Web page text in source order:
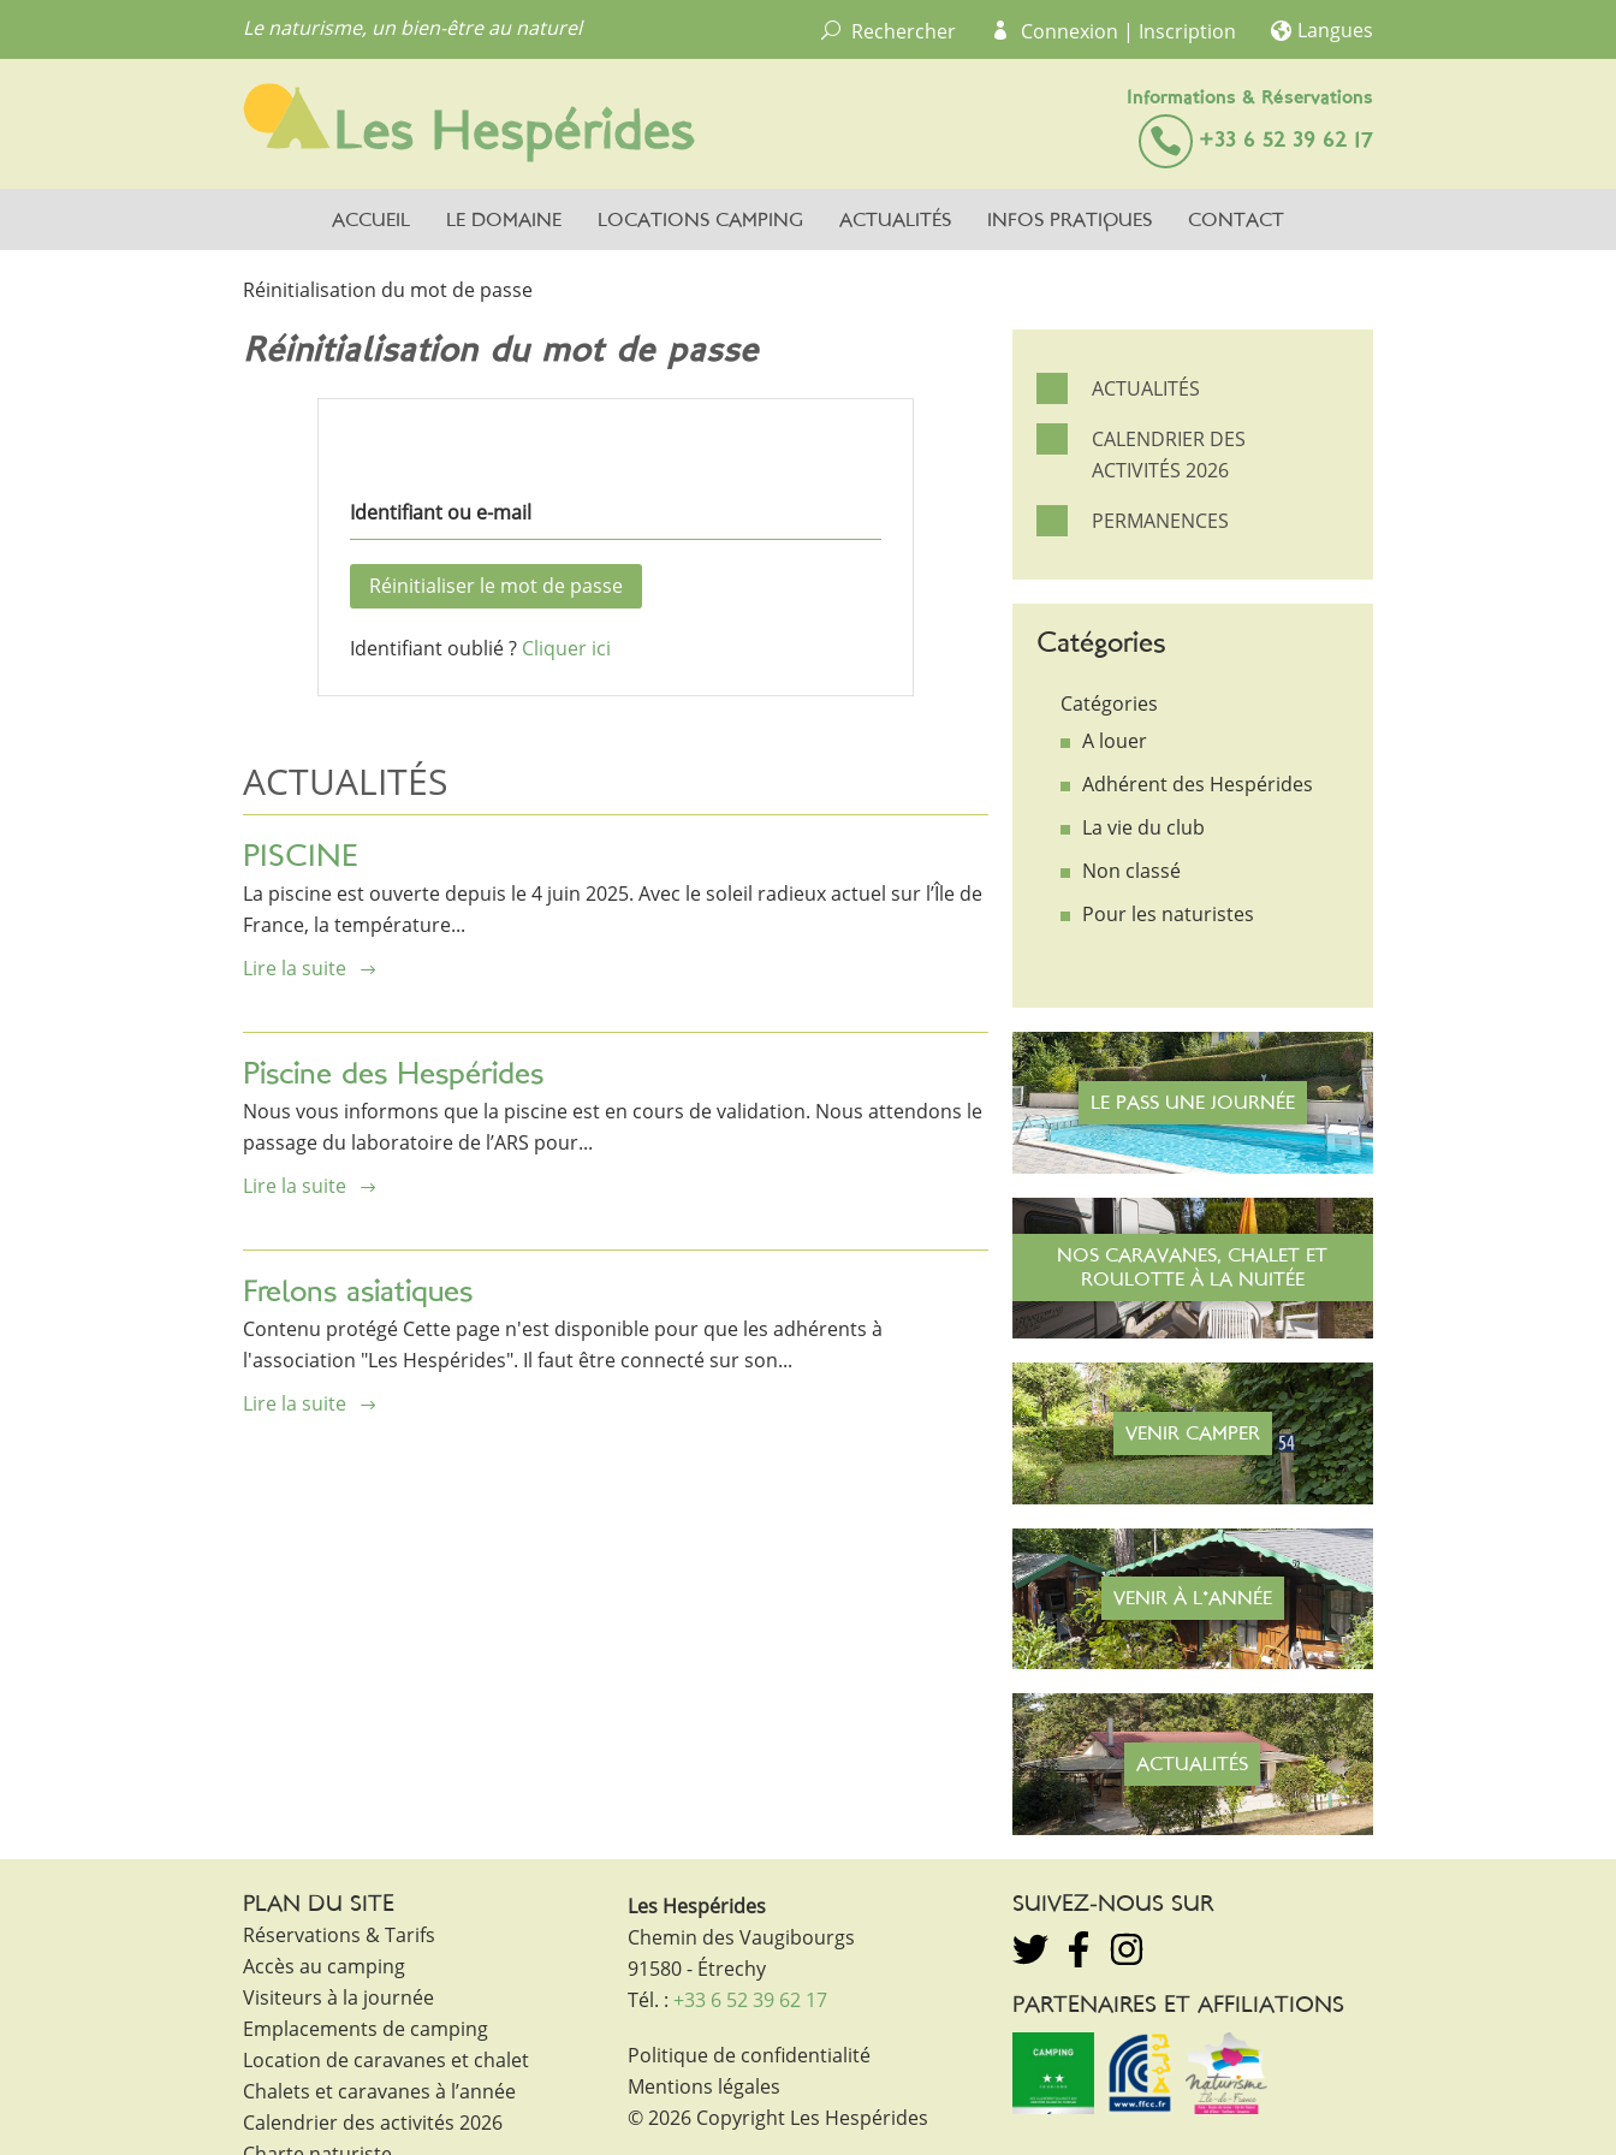
ACCUEIL LE DOMAINE LOCATIONS CAMPING ACTUALITÉS INFOS PRATIQUES CONTACT
Le naturisme, un bien-être au naturel Rechercher Connexion | Inscription Langues
Informations & Réservations
+33 6 52 39 62 17
Réinitialisation du mot de passe
Réinitialisation du mot de passe
Identifiant ou e-mail
Identifiant oublié ? Cliquer ici
ACTUALITÉS
PISCINE
La piscine est ouverte depuis le 4 juin 2025. Avec le soleil radieux actuel sur l’Île de
France, la température...
Lire la suite
Piscine des Hespérides
Nous vous informons que la piscine est en cours de validation. Nous attendons le
passage du laboratoire de l’ARS pour...
Lire la suite
Frelons asiatiques
Contenu protégé Cette page n'est disponible pour que les adhérents à
l'association "Les Hespérides". Il faut être connecté sur son...
Lire la suite
ACTUALITÉS
CALENDRIER DES
ACTIVITÉS 2026
PERMANENCES
Catégories
Catégories
A louer
Adhérent des Hespérides
La vie du club
Non classé
Pour les naturistes
LE PASS UNE JOURNÉE
NOS CARAVANES, CHALET ET
ROULOTTE À LA NUITÉE
VENIR CAMPER
VENIR À L'ANNÉE
ACTUALITÉS
PLAN DU SITE
Réservations & Tarifs
Accès au camping
Visiteurs à la journée
Emplacements de camping
Location de caravanes et chalet
Chalets et caravanes à l’année
Calendrier des activités 2026
Les Hespérides
Chemin des Vaugibourgs
91580 - Étrechy
Tél. : +33 6 52 39 62 17
Politique de confidentialité
Mentions légales
© 2026 Copyright Les Hespérides
SUIVEZ-NOUS SUR
PARTENAIRES ET AFFILIATIONS